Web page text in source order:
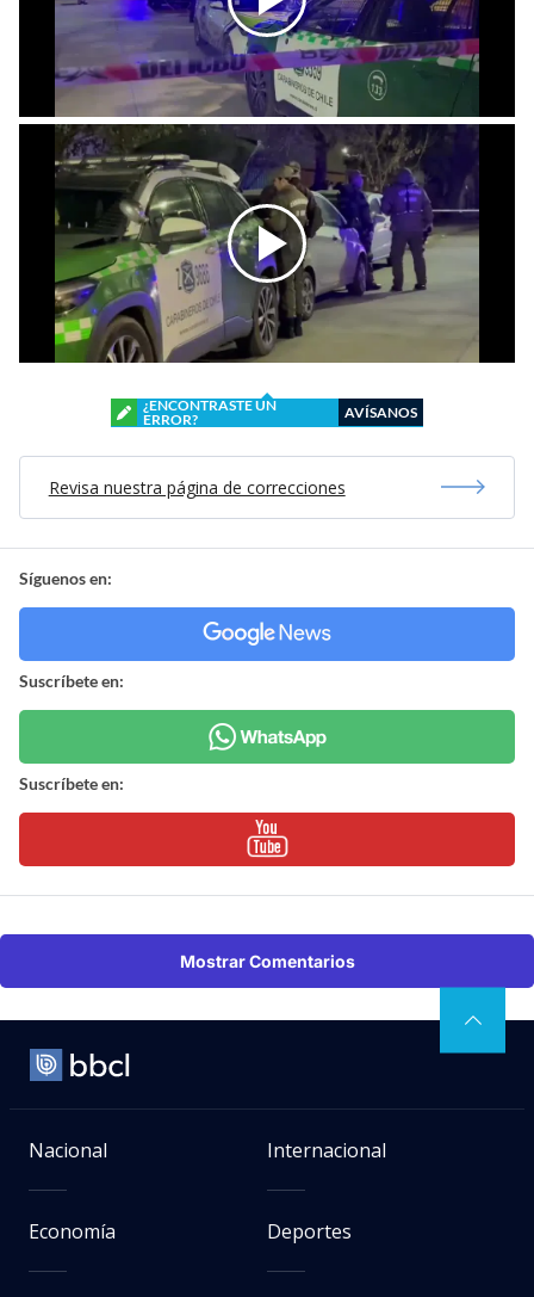
¿ENCONTRASTE UN
ERROR?
AVÍSANOS
Revisa nuestra página de correcciones
Síguenos en:
Suscríbete en:
Suscríbete en:
Mostrar Comentarios
Nacional Internacional
Economía Deportes